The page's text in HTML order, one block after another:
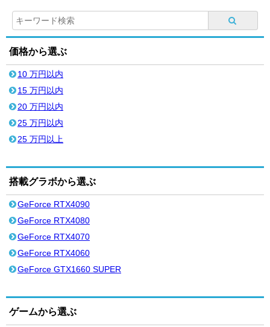
価格から選ぶ
10 万円以内
15 万円以内
20 万円以内
25 万円以内
25 万円以上
搭載グラボから選ぶ
GeForce RTX4090
GeForce RTX4080
GeForce RTX4070
GeForce RTX4060
GeForce GTX1660 SUPER
ゲームから選ぶ